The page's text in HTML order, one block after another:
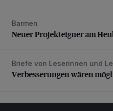
Neuer Projekteigner am
Barmen
Neuer Projekteigner am
Verbesserungen wären
Briefe von Leserinnen und
Verbesserungen wären